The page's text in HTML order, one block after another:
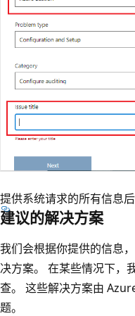
提供系统请求的所有信息后
建议的解决方案
我们会根据你提供的信息
决方案。 在某些情况下，
查。 这些解决方案由
题。